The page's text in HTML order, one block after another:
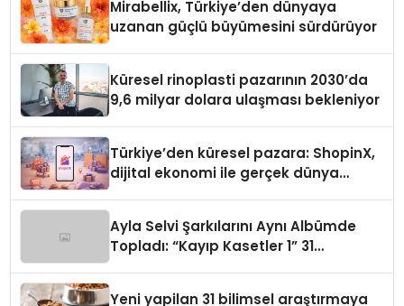
Mirabellix, Türkiye’den dünyaya
uzanan güçlü büyümesini sürdürüyor
Küresel rinoplasti pazarının 2030’da
9,6 milyar dolara ulaşması bekleniyor
Türkiye’den küresel pazara: ShopinX,
dijital ekonomi ile gerçek dünya
Ayla Selvi Şarkılarını Aynı Albümde
Topladı: “Kayıp Kasetler 1” 31
Yeni yapilan 31 bilimsel araştırmaya